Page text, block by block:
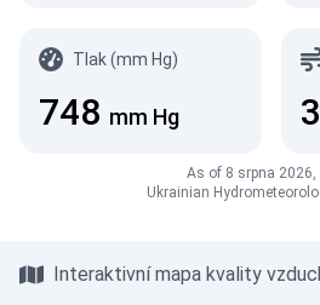
Tlak (mm Hg)
748 mm Hg 3
As of 8 srpna 2026,
Ukrainian
Interaktivní mapa kvality